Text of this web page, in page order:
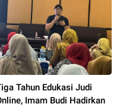
Tahun Edukasi Judi
Imam Budi Hadirkan